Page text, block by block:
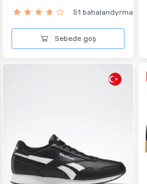
51 bahalandyrma
Sebede goş